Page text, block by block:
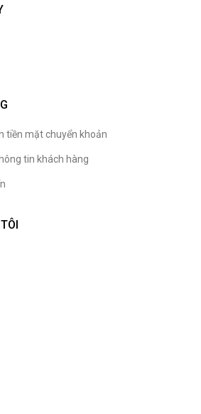
tiền mặt chuyển khoản
tin khách hàng